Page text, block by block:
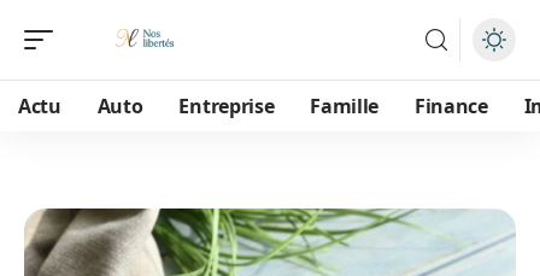
Actu Auto Entreprise Famille Finance